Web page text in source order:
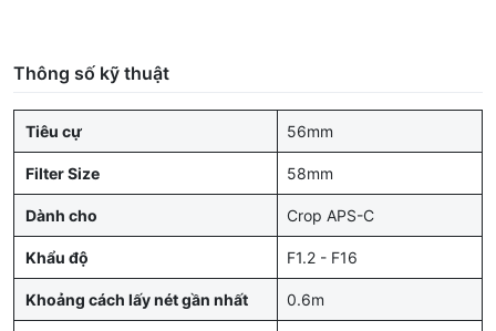
Thông số kỹ thuật
Tiêu cự 56mm
Filter Size 58mm
Dành cho Crop APS-C
Khẩu độ F1.2 - F16
Khoảng cách lấy nét gần nhất 0.6m